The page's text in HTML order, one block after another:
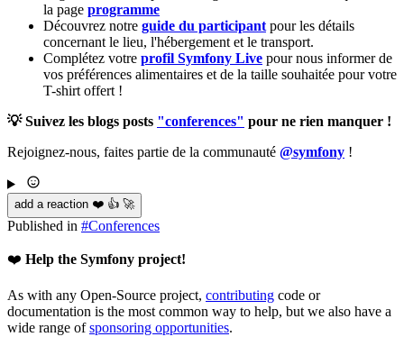
la page programme
Découvrez notre guide du participant pour les détails
concernant le lieu, l'hébergement et le transport.
Complétez votre profil Symfony Live pour nous informer de
vos préférences alimentaires et de la taille souhaitée pour votre
T-shirt offert !
💡 Suivez les blogs posts "conferences" pour ne rien manquer !
Rejoignez-nous, faites partie de la communauté @symfony !
add a reaction ❤️ 👍 🚀
Published in #Conferences
❤️ Help the Symfony project!
As with any Open-Source project, contributing code or
documentation is the most common way to help, but we also have a
wide range ofsponsoring opportunities.